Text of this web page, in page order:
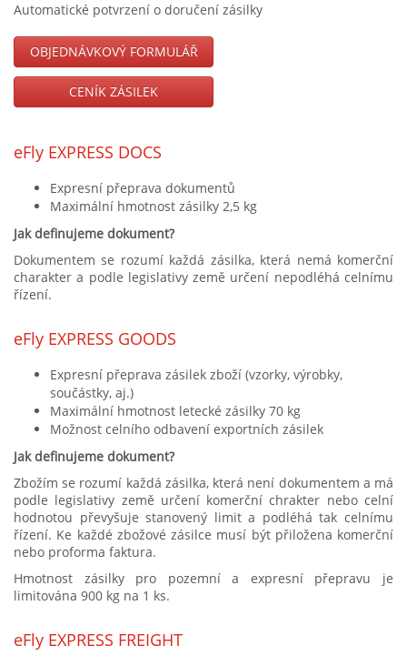
Automatické potvrzení o doručení zásilky
OBJEDNÁVKOVÝ FORMULÁŘ
CENÍK ZÁSILEK
eFly EXPRESS DOCS
Expresní přeprava dokumentů
Maximální hmotnost zásilky 2,5 kg
Jak definujeme dokument?
Dokumentem se rozumí každá zásilka, která nemá komerční
charakter a podle legislativy země určení nepodléhá celnímu
řízení.
eFly EXPRESS GOODS
Expresní přeprava zásilek zboží (vzorky, výrobky,
součástky, aj.)
Maximální hmotnost letecké zásilky 70 kg
Možnost celního odbavení exportních zásilek
Jak definujeme dokument?
Zbožím se rozumí každá zásilka, která není dokumentem a má
podle legislativy země určení komerční chrakter nebo celní
hodnotou převyšuje stanovený limit a podléhá tak celnímu
řízení. Ke každé zbožové zásilce musí být přiložena komerční
nebo proforma faktura.
Hmotnost zásilky pro pozemní a expresní přepravu je
limitována 900 kg na 1 ks.
eFly EXPRESS FREIGHT